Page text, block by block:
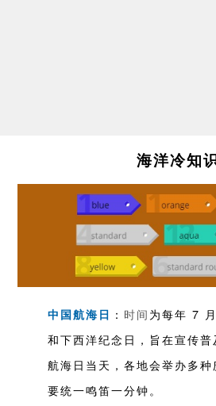
海洋冷知
中国航海日 ： 时间为每年 7
和下西洋纪念日，旨在宣传普
航海日当天，各地会举办多
要统一鸣笛一分钟。